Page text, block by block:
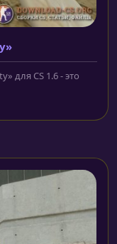
для CS 1.6 - это